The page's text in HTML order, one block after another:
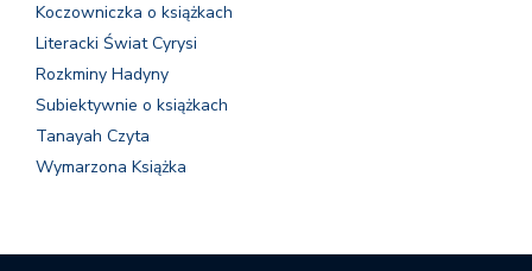
Koczowniczka o książkach
Literacki Świat Cyrysi
Rozkminy Hadyny
Subiektywnie o książkach
Tanayah Czyta
Wymarzona Książka